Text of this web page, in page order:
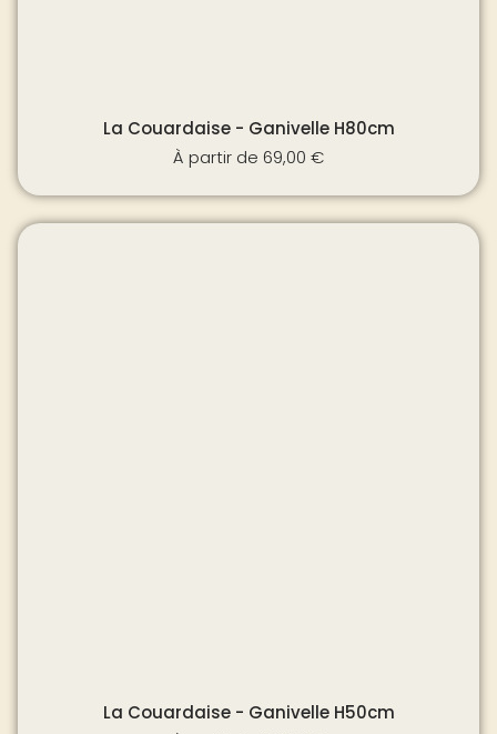
La Couardaise - Ganivelle H80cm
À partir de 69,00 €
La Couardaise - Ganivelle H50cm